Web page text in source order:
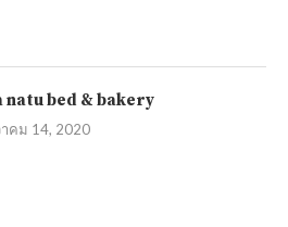
natu bed & bakery
คม 14, 2020